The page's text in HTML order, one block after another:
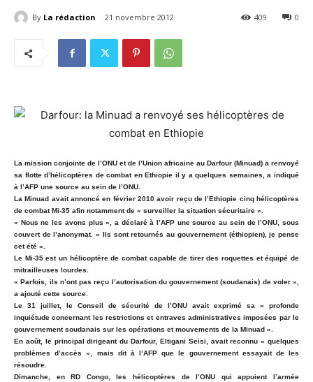
By La rédaction 21 novembre 2012 0
409
La mission conjointe de l’ONU et de l’Union africaine au Darfour (Minuad) a renvoyé
sa flotte d’hélicoptères de combat en Ethiopie il y a quelques semaines, a indiqué
à l’AFP une source au sein de l’ONU.
La Minuad avait annoncé en février 2010 avoir reçu de l’Ethiopie cinq hélicoptères
de combat Mi-35 afin notamment de « surveiller la situation sécuritaire ».
« Nous ne les avons plus », a déclaré à l’AFP une source au sein de l’ONU, sous
couvert de l’anonymat. « Ils sont retournés au gouvernement (éthiopien), je pense
cet été ».
Le Mi-35 est un hélicoptère de combat capable de tirer des roquettes et équipé de
mitrailleuses lourdes.
« Parfois, ils n’ont pas reçu l’autorisation du gouvernement (soudanais) de voler »,
a ajouté cette source.
Le 31 juillet, le Conseil de sécurité de l’ONU avait exprimé sa « profonde
inquiétude concernant les restrictions et entraves administratives imposées par le
gouvernement soudanais sur les opérations et mouvements de la Minuad ».
En août, le principal dirigeant du Darfour, Eltigani Seisi, avait reconnu « quelques
problèmes d’accès », mais dit à l’AFP que le gouvernement essayait de les
résoudre.
Dimanche, en RD Congo, les hélicoptères de l’ONU qui appuient l’armée